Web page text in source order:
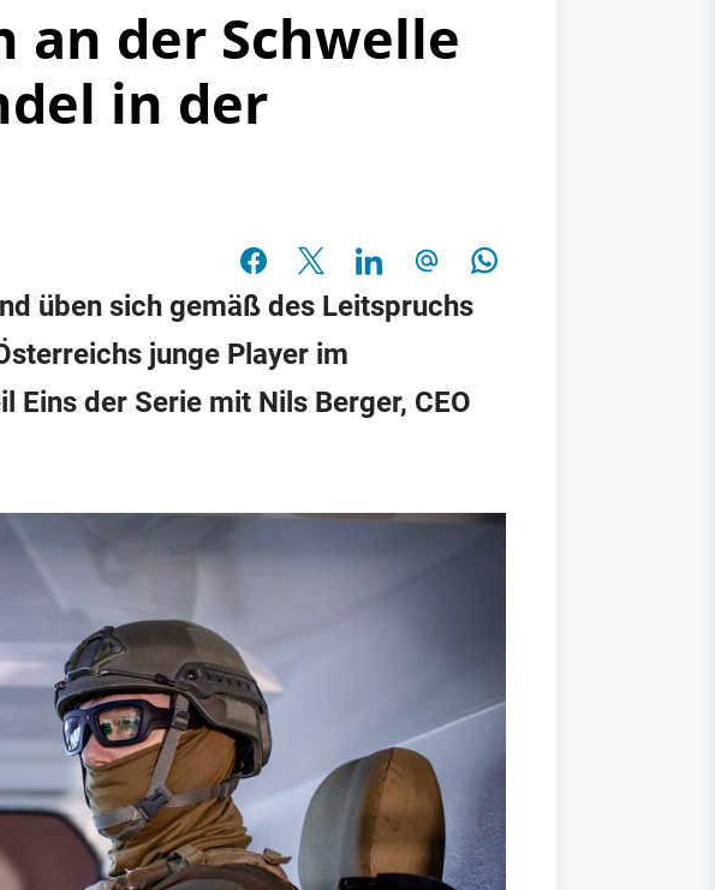
an der Schwelle
in der
üben sich gemäß des Leitspruchs
junge Player im
der Serie mit Nils Berger, CEO